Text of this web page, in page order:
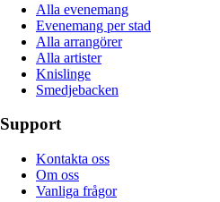
Alla evenemang
Evenemang per stad
Alla arrangörer
Alla artister
Knislinge
Smedjebacken
Support
Kontakta oss
Om oss
Vanliga frågor